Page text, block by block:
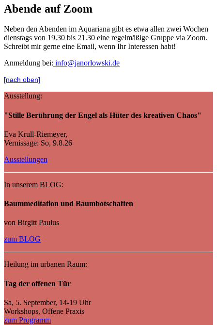
Abende auf Zoom
Neben den Abenden im Aquariana gibt es etwa allen zwei Wochen
dienstags von 19.30 bis 21.30 eine regelmäßige Gruppe via Zoom.
Schreibt mir gerne eine Email, wenn Ihr Interessen habt!
Anmeldung bei: info@janorlowski.de
[nach oben]
Ausstellung:
"Stille Berührung der Engel als Hüter des kreativen Chaos"
Eva Krull-Riemeyer,
Vernissage: So, 9.8.26
Ausstellungen
In unserem BLOG:
Baummeditation und Baumbotschaften
von Birgitt Paulus
zum BLOG
Heilung im urbanen Raum:
Tag der offenen Tür
Sa, 5. September, 14-19 Uhr
Workshops, Offene Praxis
zum Programm